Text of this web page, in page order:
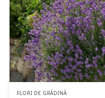
FLORI DE GRĂDINĂ